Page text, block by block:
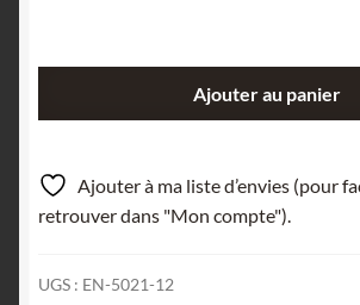
Chalcopyrite
et
Malachite,
Lambert,
Ajouter au panier
Ajouter à ma liste d’envies (pour
retrouver dans "Mon compte").
UGS : EN-5021-12